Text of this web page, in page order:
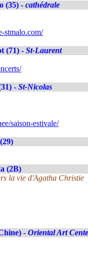
(35) - cathédrale
stmalo.com/
(71) - St-Laurent
- St-Nicolas
saison-estivale/
(2B)
la vie d'Agatha Christie
- Oriental Art